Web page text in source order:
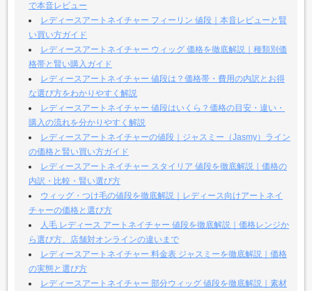
で本音レビュー
レディースアートネイチャー フィーリン 値段｜本音レビューと賢
い買い方ガイド
レディースアートネイチャー ウィッグ 価格を徹底解説｜種類別価
格帯と賢い購入ガイド
レディースアートネイチャー 値段は？価格帯・費用の内訳とお得
な選び方をわかりやすく解説
レディースアートネイチャー 値段はいくら？価格の目安・違い・
購入の流れを分かりやすく解説
レディースアートネイチャーの値段｜ジャスミー（Jasmy）ライン
の価格と賢い買い方ガイド
レディースアートネイチャー スタイリア 値段を徹底解説｜価格の
内訳・比較・賢い選び方
ウィッグ・つけ毛の値段を徹底解説｜レディース向けアートネイ
チャーの価格と選び方
人毛 レディース アートネイチャー 値段を徹底解説｜価格レンジか
ら選び方、店舗対オンラインの違いまで
レディースアートネイチャー 料金表 ジャスミーを徹底解説｜価格
の実態と選び方
レディースアートネイチャー 部分ウィッグ 値段を徹底解説｜素材